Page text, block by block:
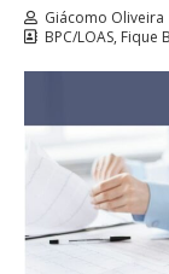
Giácomo Oliveira
BPC/LOAS, Fique